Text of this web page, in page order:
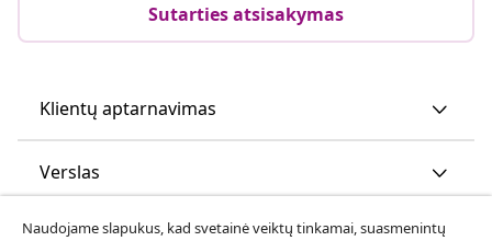
Sutarties atsisakymas
Klientų aptarnavimas
Verslas
vidaXL
Naudojame slapukus, kad svetainė veiktų tinkamai, suasmenintų